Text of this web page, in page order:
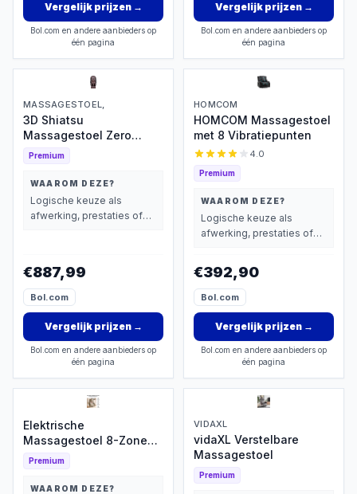
Vergelijk prijzen→
Bol.com en andere aanbieders op
één pagina
Vergelijk prijzen→
Bol.com en andere aanbieders op
één pagina
MASSAGESTOEL,
3D Shiatsu
Massagestoel Zero
Gravity
Premium
WAAROM DEZE?
Logische keuze als
afwerking, prestaties of
€887,99
Bol.com
Vergelijk prijzen→
Bol.com en andere aanbieders op
één pagina
HOMCOM
HOMCOM Massagestoel
met 8 Vibratiepunten
4.0
Premium
WAAROM DEZE?
Logische keuze als
afwerking, prestaties of
€392,90
Bol.com
Vergelijk prijzen→
Bol.com en andere aanbieders op
één pagina
Elektrische
Massagestoel 8-Zone
Warmte
Premium
WAAROM DEZE?
VIDAXL
vidaXL Verstelbare
Massagestoel
Premium